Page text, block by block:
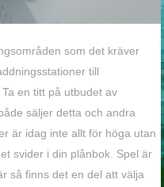
som det kräver
till
en titt på utbudet av
säljer detta och andra
är idag inte allt för höga utan
svider i din plånbok. Spel är
så finns det en del att välja